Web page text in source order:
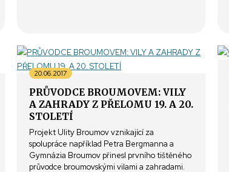
PRŮVODCE BROUMOVEM: VILY
A ZAHRADY Z PŘELOMU 19. A 20.
STOLETÍ
20.06.2017
Projekt Ulity Broumov vznikající za
spolupráce například Petra Bergmanna a
Gymnázia Broumov přinesl prvního tištěného
průvodce broumovskými vilami a zahradami.